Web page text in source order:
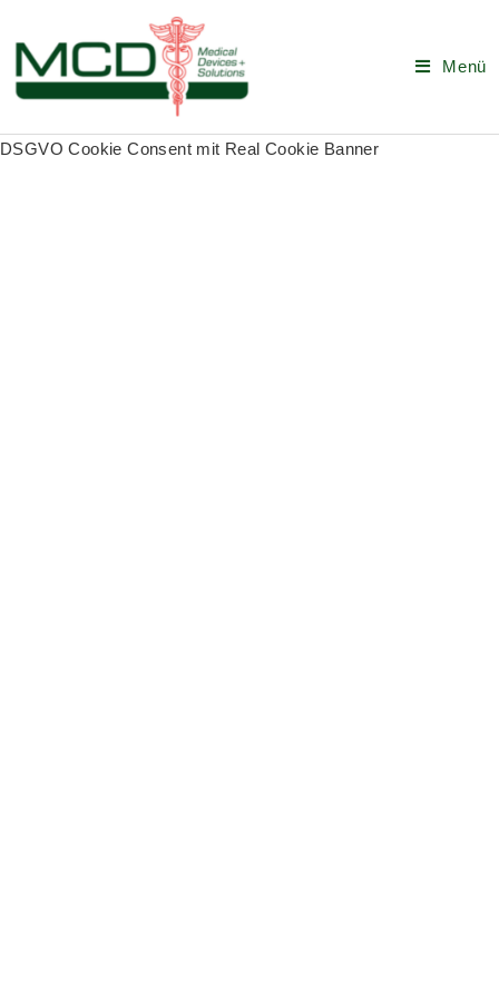
Menü
DSGVO Cookie Consent mit Real Cookie Banner